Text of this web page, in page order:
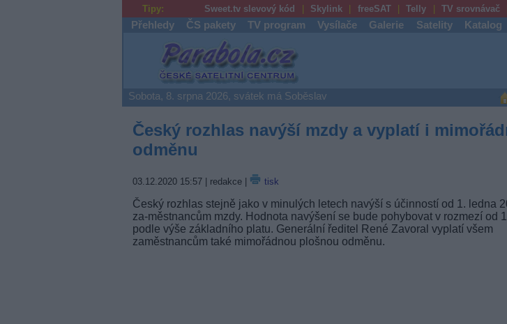
Tipy: Sweet.tv slevový kód Skylink freeSAT Telly TV srovnávač
Přehledy ČS pakety TV program Vysílače Galerie Satelity Katalog
Parabola.cz
Sobota, 8. srpna 2026, svátek má Soběslav
Český rozhlas navýší mzdy a vyplatí i
odměnu
03.12.2020 15:57| redakce | tisk
Český rozhlas stejně jako v minulých letech navýší s účinností od 1. ledna
za-městnancům mzdy. Hodnota navýšení se bude pohybovat v rozmezí od
podle výše základního platu. Generální ředitel René Zavoral vyplatí všem
zaměstnancům také mimořádnou plošnou odměnu.